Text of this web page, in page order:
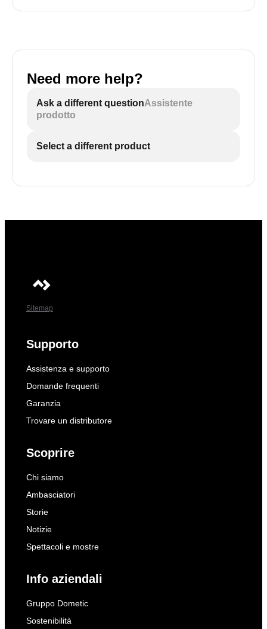
Need more help?
Ask a different questionAssistente
prodotto
Select a different product
Sitemap
Supporto
Assistenza e supporto
Domande frequenti
Garanzia
Trovare un distributore
Scoprire
Chi siamo
Ambasciatori
Storie
Notizie
Spettacoli e mostre
Info aziendali
Gruppo Dometic
Sostenibilità